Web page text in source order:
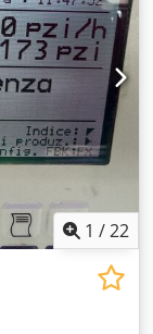
1 /22